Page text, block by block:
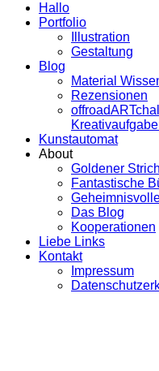
Hallo
Portfolio
Illustration
Gestaltung
Blog
Material
Rezensionen
Kunstautomat
About
Goldener Strich
Fantastische
Das Blog
Kooperationen
Liebe Links
Kontakt
Impressum